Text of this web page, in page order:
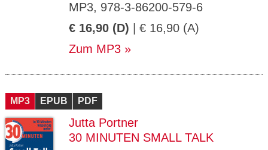
MP3, 978-3-86200-579-6
€ 16,90 (D) | € 16,90 (A)
Zum MP3
MP3 EPUB PDF
Jutta Portner
30 MINUTEN SMALL TALK